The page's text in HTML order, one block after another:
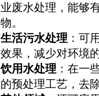
业废水处理，能够
物。
生活污水处理 ：可
效果，减少对环境
饮用水处理 ：在一
的预处理工艺，去